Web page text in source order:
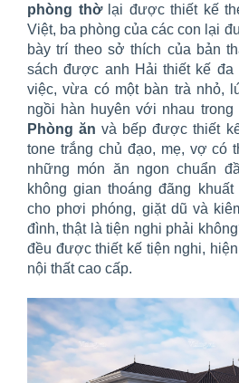
phòng thờ lại được thiết kế
Việt, ba phòng của các con lại
bày trí theo sở thích của bản
sách được anh Hải thiết kế
việc, vừa có một bàn trà nhỏ,
ngồi hàn huyên với nhau trong
Phòng ăn và bếp được thiết
tone trắng chủ đạo, mẹ, vợ có
những món ăn ngon chuẩn
không gian thoáng đãng
cho phơi phóng, giặt dũ và
đình, thật là tiện nghi phải
đều được thiết kế tiện nghi,
nội thất cao cấp.